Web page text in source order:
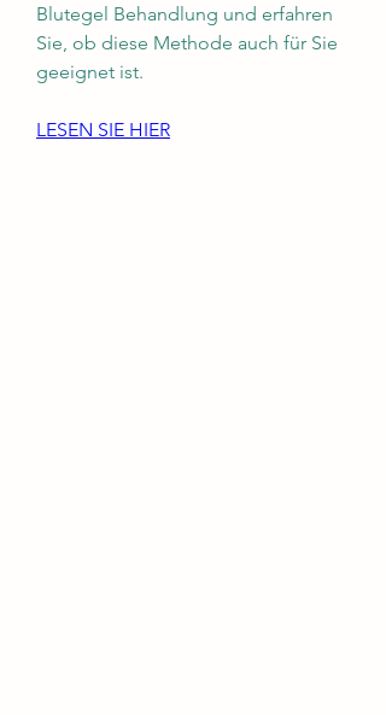
Blutegel Behandlung und erfahren
Sie, ob diese Methode auch für Sie
geeignet ist.
LESEN SIE HIER